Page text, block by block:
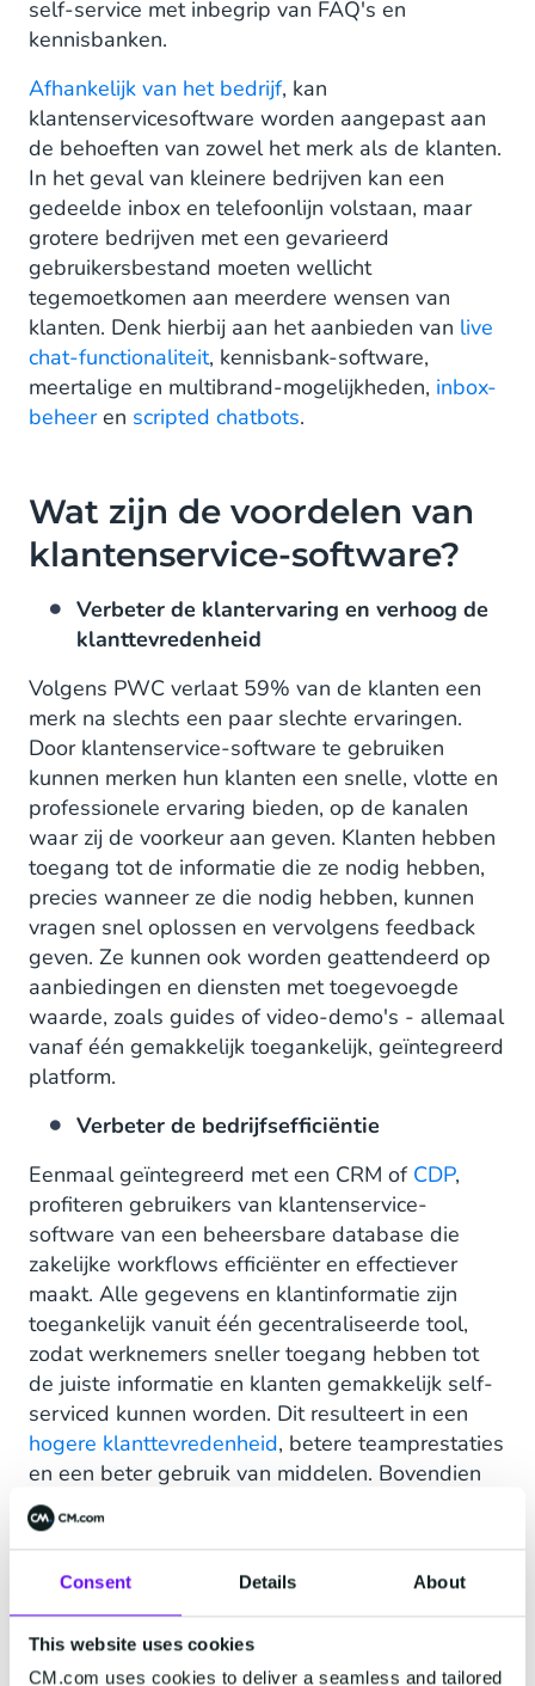
Consent Details About
This website uses cookies
CM.com uses cookies to deliver a seamless and tailored
self-service met inbegrip van FAQ's en
kennisbanken.
Afhankelijk van het bedrijf, kan
klantenservicesoftware worden aangepast aan
de behoeften van zowel het merk als de klanten.
In het geval van kleinere bedrijven kan een
gedeelde inbox en telefoonlijn volstaan, maar
grotere bedrijven met een gevarieerd
gebruikersbestand moeten wellicht
tegemoetkomen aan meerdere wensen van
klanten. Denk hierbij aan het aanbieden van live
chat-functionaliteit, kennisbank-software,
meertalige en multibrand-mogelijkheden, inbox-
beheeren scripted chatbots.
Wat zijn de voordelen van
klantenservice-software?
Verbeter de klantervaring en verhoog de
klanttevredenheid
Volgens PWC verlaat 59% van de klanten een
merk na slechts een paar slechte ervaringen.
Door klantenservice-software te gebruiken
kunnen merken hun klanten een snelle, vlotte en
professionele ervaring bieden, op de kanalen
waar zij de voorkeur aan geven. Klanten hebben
toegang tot de informatie die ze nodig hebben,
precies wanneer ze die nodig hebben, kunnen
vragen snel oplossen en vervolgens feedback
geven. Ze kunnen ook worden geattendeerd op
aanbiedingen en diensten met toegevoegde
waarde, zoals guides of video-demo's - allemaal
vanaf één gemakkelijk toegankelijk, geïntegreerd
platform.
Verbeter de bedrijfsefficiëntie
Eenmaal geïntegreerd met een CRM of CDP,
profiteren gebruikers van klantenservice-
software van een beheersbare database die
zakelijke workflows efficiënter en effectiever
maakt. Alle gegevens en klantinformatie zijn
toegankelijk vanuit één gecentraliseerde tool,
zodat werknemers sneller toegang hebben tot
de juiste informatie en klanten gemakkelijk self-
serviced kunnen worden. Dit resulteert in een
hogere klanttevredenheid, betere teamprestaties
en een beter gebruik van middelen. Bovendien
kunnen inzichten uit analyse- en rapportagetools
duidelijk maken waar zich knelpunten voordoen,
verbetering vatbaar zijn.
Bedrijven kunnen nog meer efficiëntie creëren
door processen te automatiseren. Bijvoorbeeld